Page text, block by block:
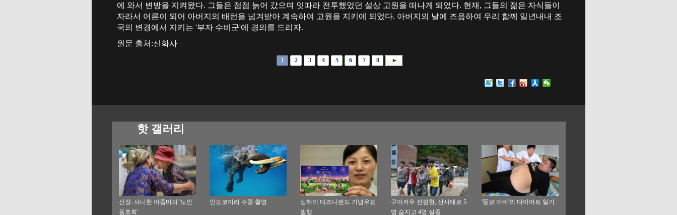
에 와서 변방을 지켜왔다. 그들은 점점 늙어 갔으며 잇따라 전투했었던 설상 고원을 떠나게 되었다. 현재, 그들의 젊은 자식들이
자라서 어른이 되어 아버지의 배턴을 넘겨받아 계속하여 고원을 지키에 되었다. 아버지의 날에 즈음하여 우리 함께 일년내내 조
국의 변경에서 지키는 '부자 수비군'에 경의를 드리자.
원문 출처:신화사
1 2 3 4 5 6 7 8
핫 갤러리
신장: 샤니한 아줌마의 '노인
동호회'
인도코끼리 수중 촬영
상하이 디즈니랜드 기념우표
발행
구이저우 진핑현, 산사태로 5
명 숨지고 4명 실종
'뚱보 아빠'의 다이어트 일기